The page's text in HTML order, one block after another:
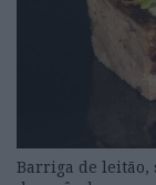
Barriga de leitão,